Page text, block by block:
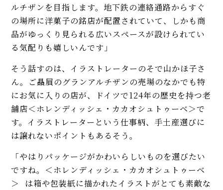
ルチザンを目指します。地下鉄の連絡通路からすぐ
の場所に洋菓子の銘店が配置されていて、しかも商
品がゆっくり見られる広いスペースが設けられてい
る気配りも嬉しいんです」
そう話すのは、イラストレーターのそで山かほ子さ
ん。ご贔屓のグランアルチザンの売場のなかでも特
にお気に入りの店が、ドイツで124年の歴史を持つ老
舗店＜ホレンディッシェ・カカオシュトゥーベ＞で
す。イラストレーターという仕事柄、手土産選びに
は譲れないポイントもあるそう。
「やはりパッケージがかわいらしいものを選びたい
ですね。＜ホレンディッシェ・カカオシュトゥーベ
＞ は箱や包装紙に描かれたイラストがとても素敵な